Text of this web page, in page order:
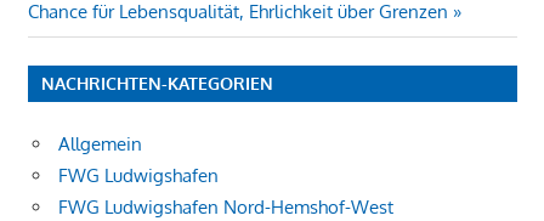
Beitrag:
Chance für Lebensqualität, Ehrlichkeit über Grenzen
NACHRICHTEN-KATEGORIEN
Allgemein
FWG Ludwigshafen
FWG Ludwigshafen Nord-Hemshof-West